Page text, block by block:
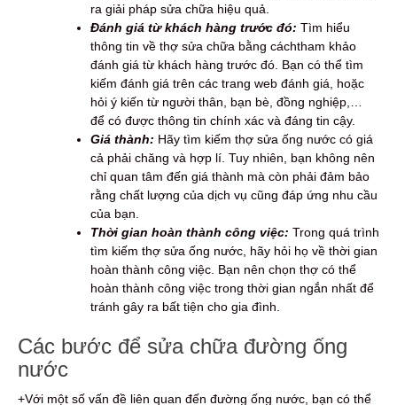
ra giải pháp sửa chữa hiệu quả.
Đánh giá từ khách hàng trước đó: Tìm hiểu
thông tin về thợ sửa chữa bằng cáchtham khảo
đánh giá từ khách hàng trước đó. Bạn có thể tìm
kiếm đánh giá trên các trang web đánh giá, hoặc
hỏi ý kiến từ người thân, bạn bè, đồng nghiệp,…
để có được thông tin chính xác và đáng tin cậy.
Giá thành: Hãy tìm kiếm thợ sửa ống nước có giá
cả phải chăng và hợp lí. Tuy nhiên, bạn không nên
chỉ quan tâm đến giá thành mà còn phải đảm bảo
rằng chất lượng của dịch vụ cũng đáp ứng nhu cầu
của bạn.
Thời gian hoàn thành công việc: Trong quá trình
tìm kiếm thợ sửa ống nước, hãy hỏi họ về thời gian
hoàn thành công việc. Bạn nên chọn thợ có thể
hoàn thành công việc trong thời gian ngắn nhất để
tránh gây ra bất tiện cho gia đình.
Các bước để sửa chữa đường ống
nước
+Với một số vấn đề liên quan đến đường ống nước, bạn có thể